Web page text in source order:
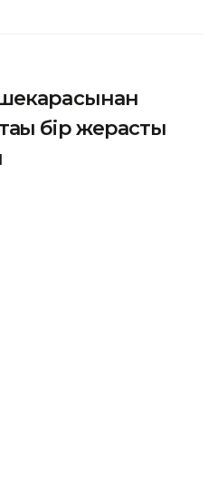
бір жерасты